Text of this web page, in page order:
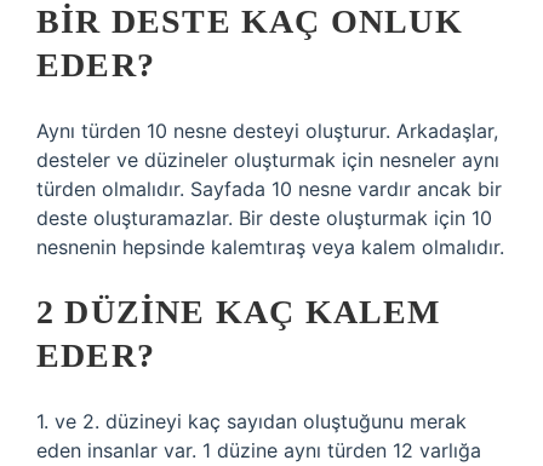
BIR DESTE KAÇ ONLUK
EDER?
Aynı türden 10 nesne desteyi oluşturur. Arkadaşlar,
desteler ve düzineler oluşturmak için nesneler aynı
türden olmalıdır. Sayfada 10 nesne vardır ancak bir
deste oluşturamazlar. Bir deste oluşturmak için 10
nesnenin hepsinde kalemtıraş veya kalem olmalıdır.
2 DÜZINE KAÇ KALEM
EDER?
1. ve 2. düzineyi kaç sayıdan oluştuğunu merak
eden insanlar var. 1 düzine aynı türden 12 varlığa